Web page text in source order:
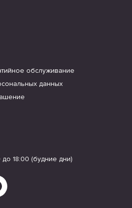
обслуживание
данных
до 18:00 (будние дни)